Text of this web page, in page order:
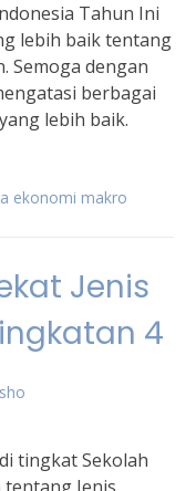
Tahun Ini
lebih baik tentang
Semoga dengan
berbagai
lebih baik.
ekonomi makro
Jenis
4
tingkat Sekolah